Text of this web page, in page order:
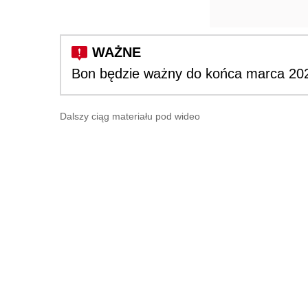
Bon będzie ważny do końca marca
Dalszy ciąg materiału pod wideo